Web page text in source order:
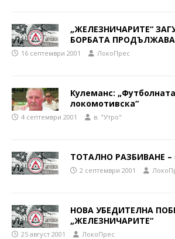
„ЖЕЛЕЗНИЧАРИТЕ“
БОРБАТА ПРОДЪЛЖАВА
16 септември 2001 ЛокоПрес
Кулеманс:
локомотивска“
4 септември 2001 в. "Утро"
ТОТАЛНО РАЗБИВАНЕ –
2 септември 2001
НОВА УБЕДИТЕЛНА
„ЖЕЛЕЗНИЧАРИТЕ“
25 август 2001 ЛокоПрес